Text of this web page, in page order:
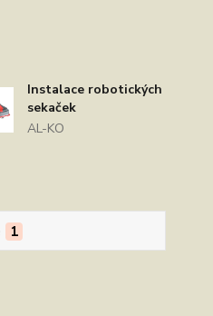
Instalace robotických
sekaček
AL-KO
1